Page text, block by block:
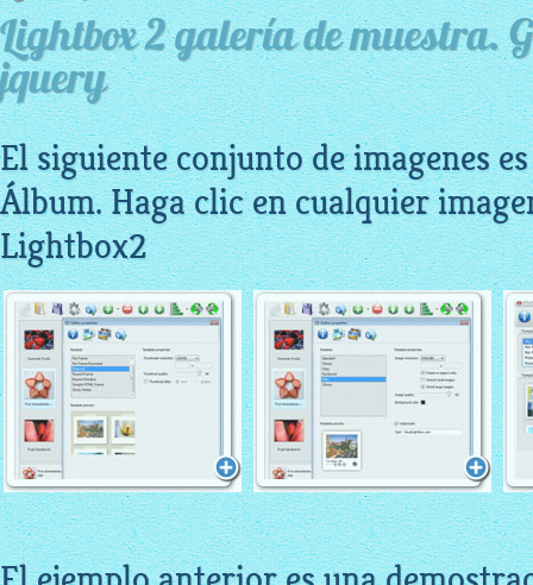
Lightbox 2 galería de muestra.
jquery
El siguiente conjunto de imagenes
Álbum. Haga clic en cualquier
Lightbox2